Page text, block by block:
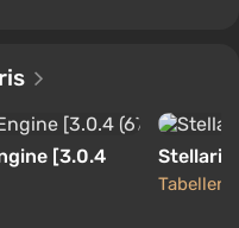
[3.0.4
Stellaris
Tabellen